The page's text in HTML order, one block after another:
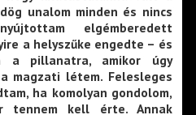
unalom minden és nincs
elgémberedett
a helyszűke engedte – és
a pillanatra, amikor úgy
magzati létem. Felesleges
ha komolyan gondolom,
tennem kell érte. Annak